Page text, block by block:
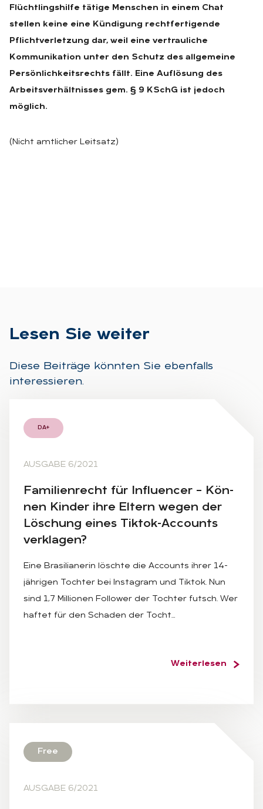
Flüchtlingshilfe tätige Menschen in einem Chat
stellen keine eine Kündigung rechtfertigende
Pflichtverletzung dar, weil eine vertrauliche
Kommunikation unter den Schutz des allgemeine
Persönlichkeitsrechts fällt. Eine Auflösung des
Arbeitsverhältnisses gem. § 9 KSchG ist jedoch
möglich.
(Nicht amtlicher Leitsatz)
Le­sen Sie wei­ter
Diese Beiträge könnten Sie ebenfalls
interessieren.
DA+
AUSGABE 6/2021
Fa­mi­li­en­recht für In­flu­en­cer – Kön­
nen Kin­der ihre El­tern we­gen der
Lö­schung ei­nes Tik­tok-Ac­counts
ver­kla­gen?
Eine Brasilianerin löschte die Accounts ihrer 14-
jährigen Tochter bei Instagram und Tiktok. Nun
sind 1,7 Millionen Follower der Tochter futsch. Wer
haftet für den Schaden der Tocht…
Weiterlesen
Free
AUSGABE 6/2021